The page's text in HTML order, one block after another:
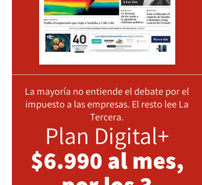
La mayoría no entiende el debate por el
impuesto a las empresas. El resto lee La
Tercera.
Plan Digital+
$6.990 al mes,